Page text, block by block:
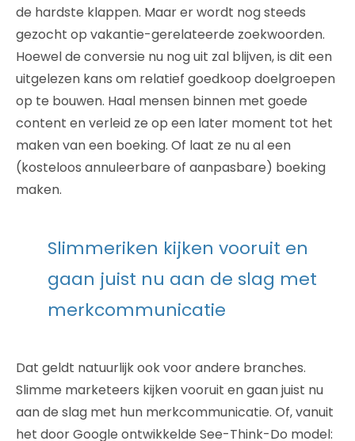
de hardste klappen. Maar er wordt nog steeds
gezocht op vakantie-gerelateerde zoekwoorden.
Hoewel de conversie nu nog uit zal blijven, is dit een
uitgelezen kans om relatief goedkoop doelgroepen
op te bouwen. Haal mensen binnen met goede
content en verleid ze op een later moment tot het
maken van een boeking. Of laat ze nu al een
(kosteloos annuleerbare of aanpasbare) boeking
maken.
Slimmeriken kijken vooruit en
gaan juist nu aan de slag met
merkcommunicatie
Dat geldt natuurlijk ook voor andere branches.
Slimme marketeers kijken vooruit en gaan juist nu
aan de slag met hun merkcommunicatie. Of, vanuit
het door Google ontwikkelde See-Think-Do model: